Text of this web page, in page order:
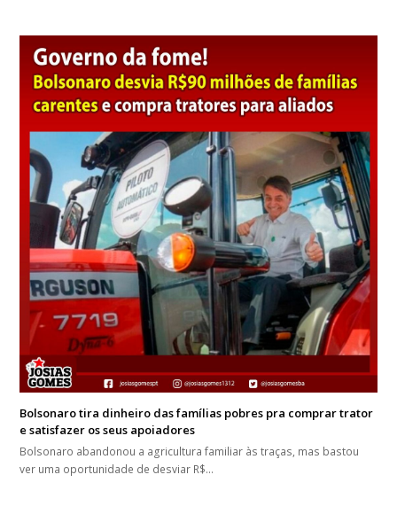
Bolsonaro tira dinheiro das famílias pobres pra comprar trator
e satisfazer os seus apoiadores
Bolsonaro abandonou a agricultura familiar às traças, mas bastou
ver uma oportunidade de desviar R$…